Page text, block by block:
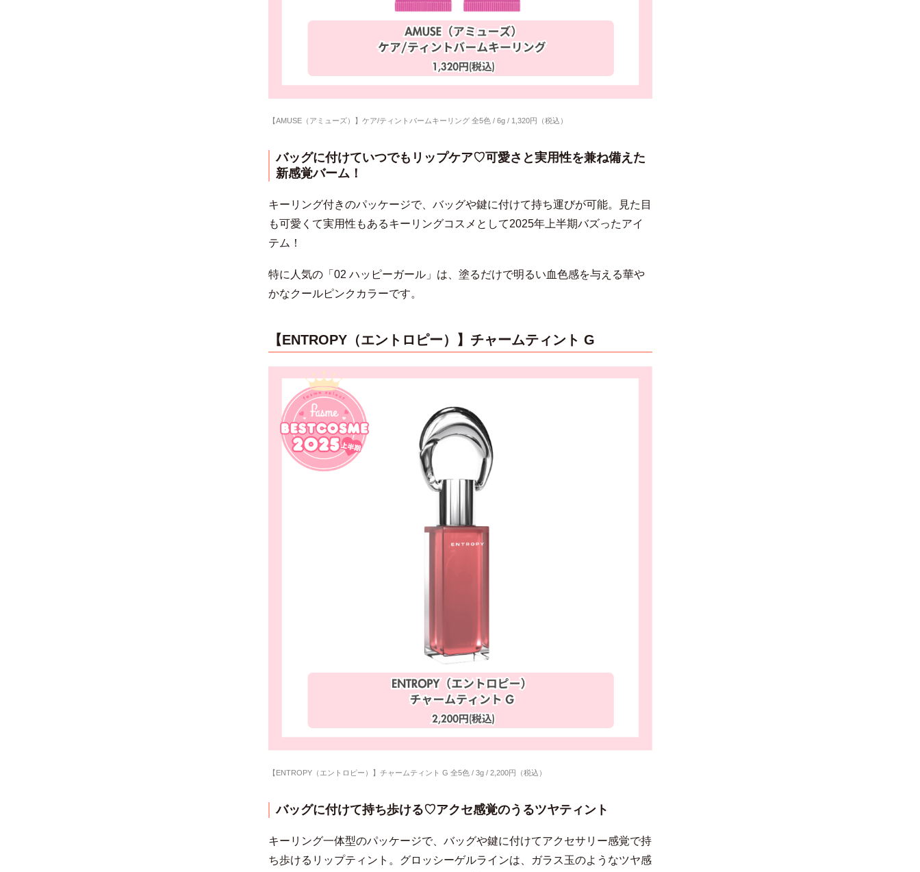
【AMUSE（アミューズ）】ケア/ティントバームキーリング 全5色 / 6g / 1,320円（税込）
バッグに付けていつでもリップケア♡可愛さと実用性を兼ね備えた
新感覚バーム！
キーリング付きのパッケージで、バッグや鍵に付けて持ち運びが可能。見た目
も可愛くて実用性もあるキーリングコスメとして2025年上半期バズったアイ
テム！
特に人気の「02 ハッピーガール」は、塗るだけで明るい血色感を与える華や
かなクールピンクカラーです。
【ENTROPY（エントロピー）】チャームティント G
【ENTROPY（エントロピー）】チャームティント G 全5色 / 3g / 2,200円（税込）
バッグに付けて持ち歩ける♡アクセ感覚のうるツヤティント
キーリング一体型のパッケージで、バッグや鍵に付けてアクセサリー感覚で持
ち歩けるリップティント。 グロッシーゲルラインは、ガラス玉のようなツヤ感